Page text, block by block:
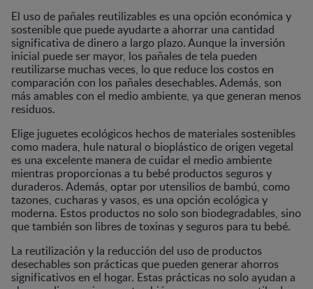
El uso de pañales reutilizables es una opción económica y
sostenible que puede ayudarte a ahorrar una cantidad
significativa de dinero a largo plazo. Aunque la inversión
inicial puede ser mayor, los pañales de tela pueden
reutilizarse muchas veces, lo que reduce los costos en
comparación con los pañales desechables. Además, son
más amables con el medio ambiente, ya que generan menos
residuos.
Elige juguetes ecológicos hechos de materiales sostenibles
como madera, hule natural o bioplástico de origen vegetal
es una excelente manera de cuidar el medio ambiente
mientras proporcionas a tu bebé productos seguros y
duraderos. Además, optar por utensilios de bambú, como
tazones, cucharas y vasos, es una opción ecológica y
moderna. Estos productos no solo son biodegradables, sino
que también son libres de toxinas y seguros para tu bebé.
La reutilización y la reducción del uso de productos
desechables son prácticas que pueden generar ahorros
significativos en el hogar. Estas prácticas no solo ayudan a